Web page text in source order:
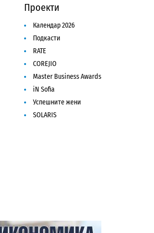
Проекти
Календар 2026
Подкасти
RATE
COREJIO
Master Business Awards
iN Sofia
Успешните жени
SOLARIS